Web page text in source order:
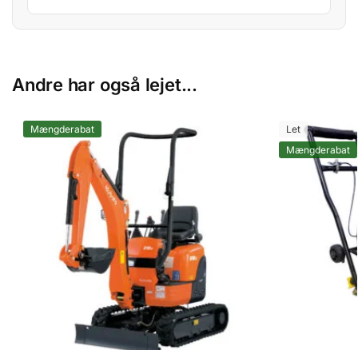
Andre har også lejet...
Mængderabat
Let
Mængderabat